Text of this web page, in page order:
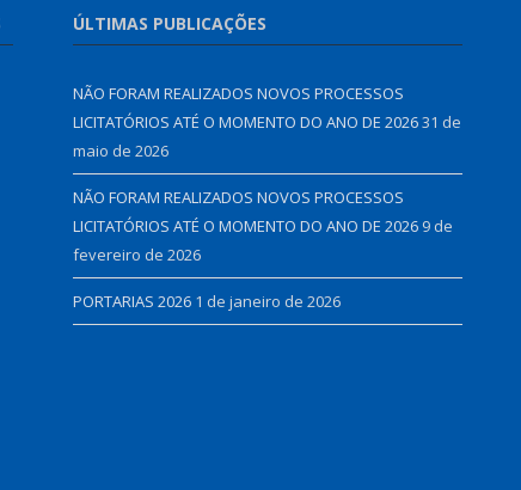
ÚLTIMAS PUBLICAÇÕES
NÃO FORAM REALIZADOS NOVOS PROCESSOS
LICITATÓRIOS ATÉ O MOMENTO DO ANO DE 202631 de
maio de 2026
NÃO FORAM REALIZADOS NOVOS PROCESSOS
LICITATÓRIOS ATÉ O MOMENTO DO ANO DE 2026 9 de
fevereiro de 2026
PORTARIAS 2026 1 de janeiro de 2026